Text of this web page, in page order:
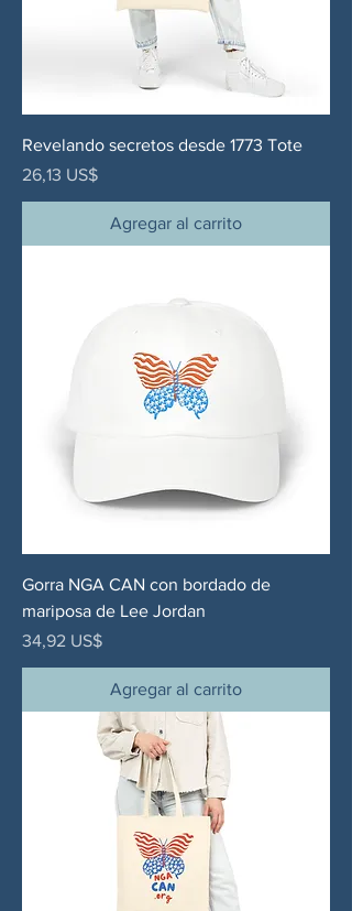
Revelando secretos desde 1773 Tote
Precio
26,13 US$
Agregar al carrito
Gorra NGA CAN con bordado de
mariposa de Lee Jordan
Precio
34,92 US$
Agregar al carrito